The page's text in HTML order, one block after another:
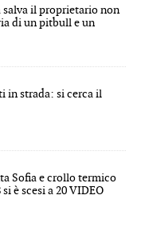
salva il proprietario non
di un pitbull e un
in strada: si cerca il
Sofia e crollo termico
è scesi a 20 VIDEO